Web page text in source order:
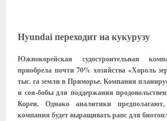
Hyundai переходит на кукурузу
Южнокорейская судостроительная
приобрела почти 70% хозяйства «Хороль
тыс. га земли в Приморье. Компания
и соя-бобы для поддержания
Кореи. Однако аналитики
компания будет выращивать рапс для